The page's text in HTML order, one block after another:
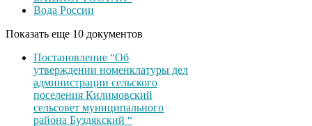
Вода России
Показать еще 10 документов
Постановление “Об
утверждении номенклатуры дел
администрации сельского
поселения Килимовский
сельсовет муниципального
района Буздякский “